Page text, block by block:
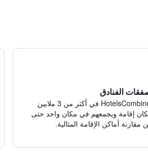
الفنادق
يبحث HotelsCombined في أكثر من 3 ملايين
إقامة ويجمعهم في مكان واحد حتى
أماكن الإقامة المثالية.